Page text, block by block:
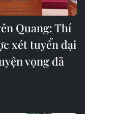
Quang: Thí
xét tuyển đại
vọng đã